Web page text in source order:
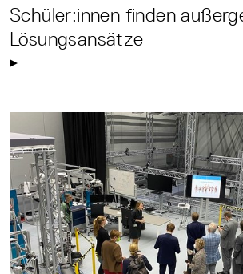
Schüler:innen finden
Lösungsansätze